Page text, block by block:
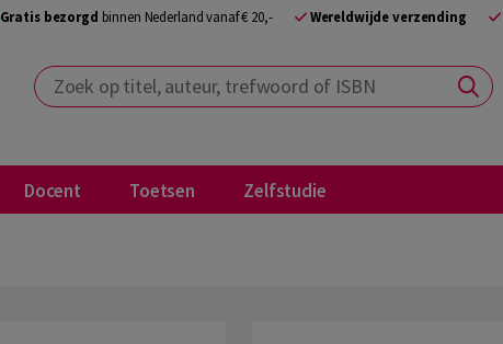
Gratis bezorgd binnen Nederland vanaf € 20,- Wereldwijde verzending
Zoek op titel, auteur, trefwoord of ISBN
Docent Toetsen Zelfstudie